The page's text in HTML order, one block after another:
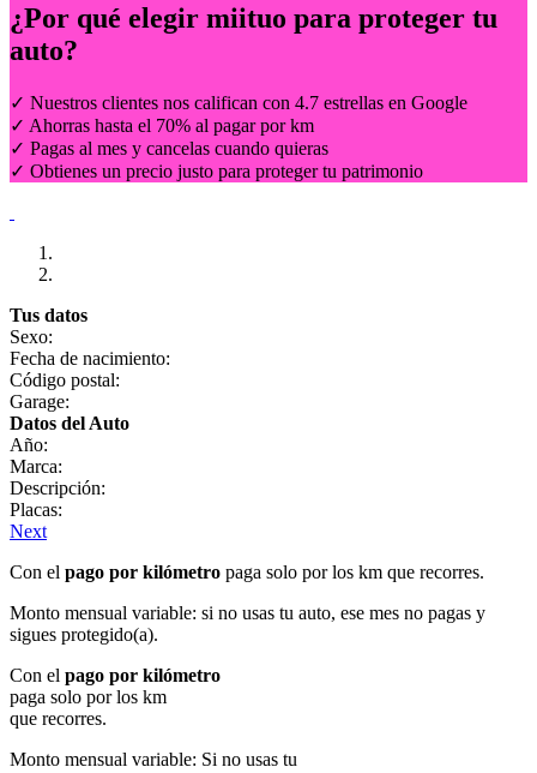
¿Por qué elegir miituo para proteger tu
auto?
✓ Nuestros clientes nos califican con 4.7 estrellas en Google
✓ Ahorras hasta el 70% al pagar por km
✓ Pagas al mes y cancelas cuando quieras
✓ Obtienes un precio justo para proteger tu patrimonio
Tus datos
Sexo:
Fecha de nacimiento:
Código postal:
Garage:
Datos del Auto
Año:
Marca:
Descripción:
Placas:
Next
Con el pago por kilómetro paga solo por los km que recorres.
Monto mensual variable: si no usas tu auto, ese mes no pagas y
sigues protegido(a).
Con el pago por kilómetro
paga solo por los km
que recorres.
Monto mensual variable: Si no usas tu